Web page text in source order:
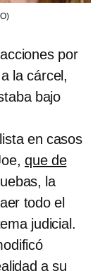
por
la cárcel,
bajo
en casos
que de
la
todo el
judicial.
a su